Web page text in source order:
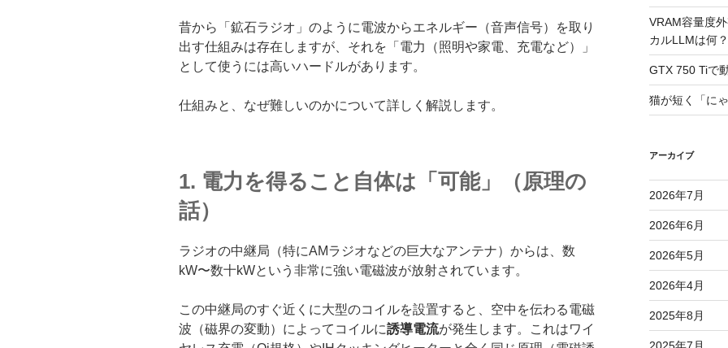
昔から「鉱石ラジオ」のように電波からエネルギー（音声信号）を取り
出す仕組みは存在しますが、それを「電力（照明や家電、充電など）」
として使うには高いハードルがあります。
仕組みと、なぜ難しいのかについて詳しく解説します。
1. 電力を得ること自体は「可能」（原理の
話）
ラジオの中継局（特にAMラジオなどの巨大なアンテナ）からは、数
kW〜数十kWという非常に強い電磁波が放射されています。
この中継局のすぐ近くに大型のコイルを設置すると、空中を伝わる電磁
波（磁界の変動）によってコイルに誘導電流が発生します。これはワイ
VRAM容量度
カルLLMは何？
GTX 750 Tiで
猫が短く「に
アーカイブ
2026年7月
2026年6月
2026年5月
2026年4月
2025年8月